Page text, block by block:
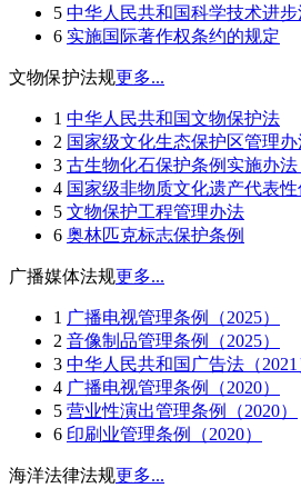
5 中华人民共和国科学技术进步
6 实施国际著作权条约的规定
文物保护法规更多...
1 中华人民共和国文物保护法
2 国家级文化生态保护区管理办
3 古生物化石保护条例实施办法
4 国家级非物质文化遗产代表
5 文物保护工程管理办法
6 奥林匹克标志保护条例
广播媒体法规更多...
1 广播电视管理条例（2025）
2 音像制品管理条例（2025）
3 中华人民共和国广告法（2021
4 广播电视管理条例（2020）
5 营业性演出管理条例（2020）
6 印刷业管理条例（2020）
海洋法律法规更多...